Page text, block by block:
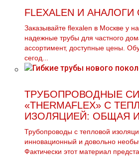
FLEXALEN И
Заказывайте flехalеn в Москве у
надежные тpубы для частного
ассортимент, доступные цены.
сегод...
ТРУБОПРОВОДНЫЕ
«THERMAFLEX» С
ИЗОЛЯЦИЕЙ: ОБЩАЯ
Трубопроводы с тепловой
инновационный и довольно
Фактически этот материал